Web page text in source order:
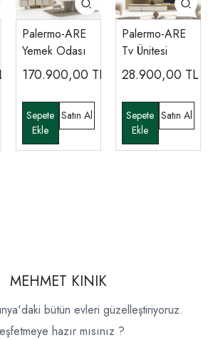
Palermo-ARE
Yemek Odası
170.900,00 TL
Palermo-ARE
Tv Ünitesi
28.900,00 TL
MEHMET KINIK
bütün evleri güzelleştiriyoruz.
hazır mısınız ?